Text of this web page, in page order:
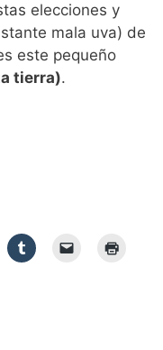
elecciones y
mala uva) de
este pequeño
tierra).